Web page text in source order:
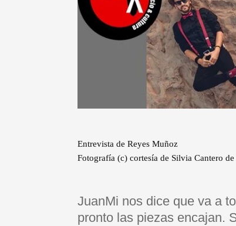
Entrevista de Reyes Muñoz
Fotografía (c) cortesía de Silvia Cantero
JuanMi nos dice que va a
pronto las piezas encajan.